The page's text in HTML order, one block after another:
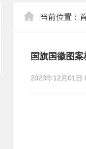
当前位置：
国旗国徽图
2023年12月01日